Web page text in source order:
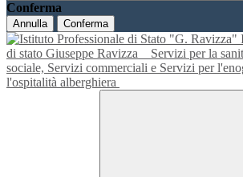
Conferma
Annulla Conferma
di stato Giuseppe Ravizza
Servizi per la
sociale, Servizi commerciali e Servizi per
l'ospitalità alberghiera